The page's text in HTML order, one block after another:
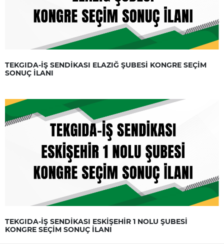
TEKGIDA-İŞ SENDİKASI ELAZIĞ ŞUBESİ KONGRE SEÇİM
SONUÇ İLANI
TEKGIDA-İŞ SENDİKASI ESKİŞEHİR 1 NOLU ŞUBESİ
KONGRE SEÇİM SONUÇ İLANI